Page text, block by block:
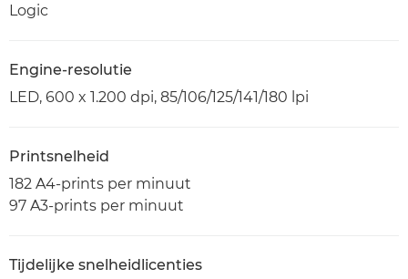
Logic
Engine-resolutie
LED, 600 x 1.200 dpi, 85/106/125/141/180 lpi
Printsnelheid
182 A4-prints per minuut
97 A3-prints per minuut
Tijdelijke snelheidlicenties